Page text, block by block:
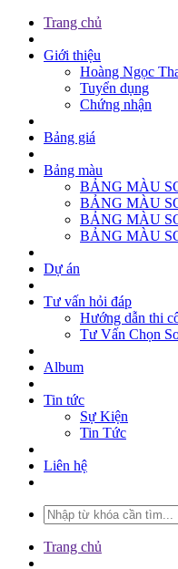
Trang chủ
Giới thiệu
Hoàng Ngọc
Tuyển dụng
Chứng nhận
Bảng giá
Bảng màu
BẢNG MÀU
BẢNG MÀU
BẢNG MÀU
BẢNG MÀU
Dự án
Tư vấn hỏi đáp
Hướng dẫn thi
Tư Vấn Chọn
Album
Tin tức
Sự Kiện
Tin Tức
Liên hệ
Trang chủ